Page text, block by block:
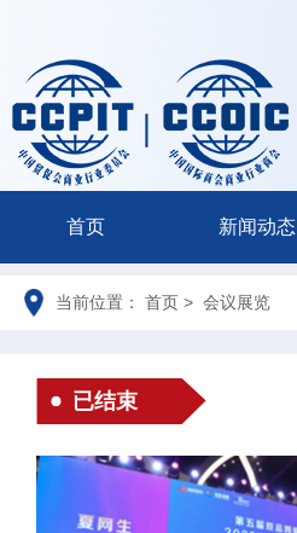
首页 新闻动态
当前位置： 首页 > 会议展览
已结束